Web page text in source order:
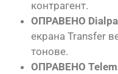
контрагент.
ОПРАВЕНО
екрана Transfer
тонове.
ОПРАВЕНО